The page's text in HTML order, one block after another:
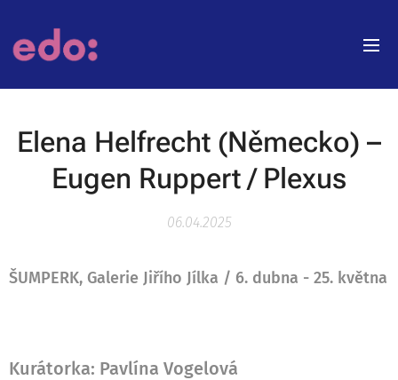
Elena Helfrecht (Německo) –
Eugen Ruppert / Plexus
06.04.2025
ŠUMPERK, Galerie Jiřího Jílka / 6. dubna - 25. května
Kurátorka: Pavlína Vogelová